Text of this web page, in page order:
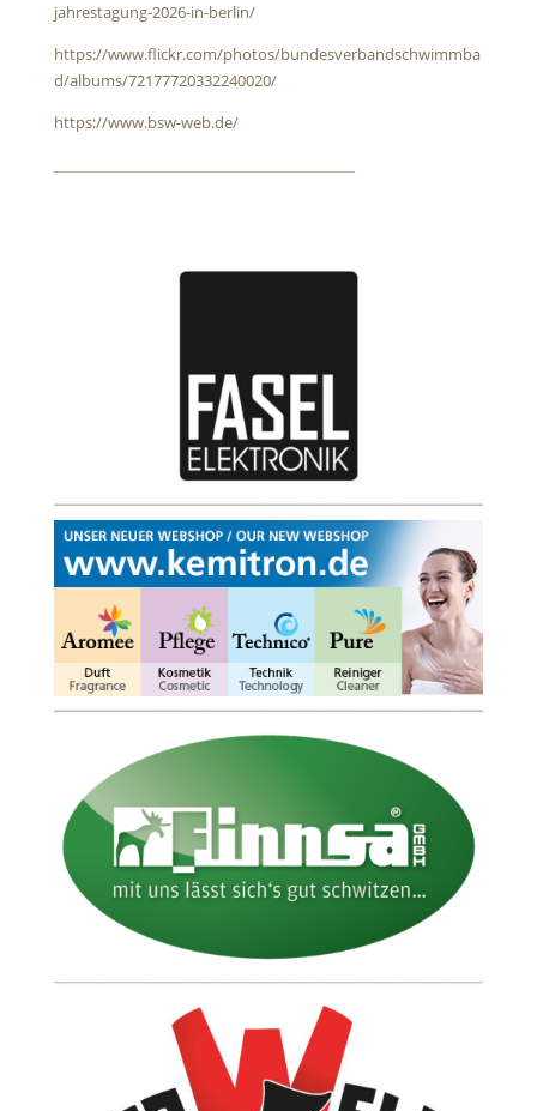
jahrestagung-2026-in-berlin/
https://www.flickr.com/photos/bundesverbandschwimmba
d/albums/72177720332240020/
https://www.bsw-web.de/